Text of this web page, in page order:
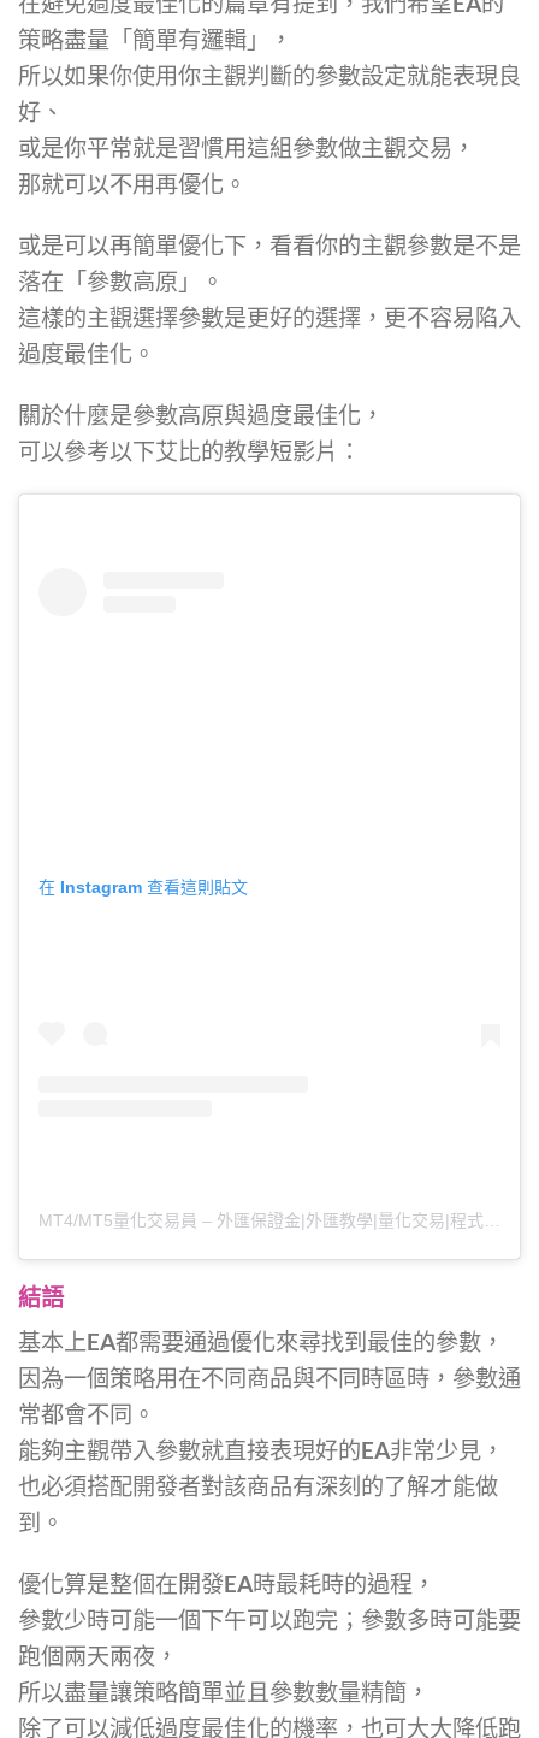
策略盡量「簡單有邏輯」，
所以如果你使用你主觀判斷的參數設定就能表現良
好、
或是你平常就是習慣用這組參數做主觀交易，
那就可以不用再優化。
或是可以再簡單優化下，看看你的主觀參數是不是
落在「參數高原」。
這樣的主觀選擇參數是更好的選擇，更不容易陷入
過度最佳化。
關於什麼是參數高原與過度最佳化，
可以參考以下艾比的教學短影片：
在 Instagram 查看這則貼文
結語
基本上EA都需要通過優化來尋找到最佳的參數，
因為一個策略用在不同商品與不同時區時，參數通
常都會不同。
能夠主觀帶入參數就直接表現好的EA非常少見，
也必須搭配開發者對該商品有深刻的了解才能做
到。
優化算是整個在開發EA時最耗時的過程，
參數少時可能一個下午可以跑完；參數多時可能要
跑個兩天兩夜，
所以盡量讓策略簡單並且參數數量精簡，
除了可以減低過度最佳化的機率，也可大大降低跑